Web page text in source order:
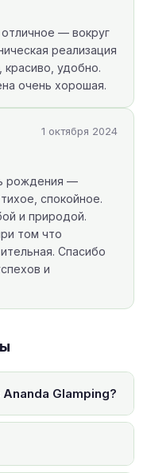
— вокруг
реализация
удобно.
очень хорошая.
1 октября 2024
рождения —
спокойное.
и природой.
том что
Спасибо
и
Glamping?